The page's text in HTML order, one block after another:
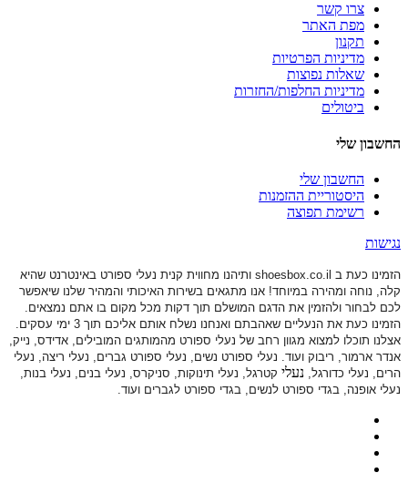
צרו קשר
מפת האתר
תקנון
מדיניות הפרטיות
שאלות נפוצות
מדיניות החלפות/החזרות
ביטולים
החשבון שלי
החשבון שלי
היסטוריית ההזמנות
רשימת תפוצה
נגישות
הזמינו כעת ב shoesbox.co.il ותיהנו מחווית קנית נעלי ספורט באינטרנט שהיא
קלה, נוחה ומהירה במיוחד! אנו מתגאים בשירות האיכותי והמהיר שלנו שיאפשר
לכם לבחור ולהזמין את הדגם המושלם תוך דקות מכל מקום בו אתם נמצאים.
הזמינו כעת את הנעליים שאהבתם ואנחנו נשלח אותם אליכם תוך 3 ימי עסקים.
אצלנו תוכלו למצוא מגוון רחב של נעלי ספורט מהמותגים המובילים, אדידס, נייק,
אנדר ארמור, ריבוק ועוד. נעלי ספורט נשים, נעלי ספורט גברים, נעלי ריצה, נעלי
הרים, נעלי כדורגל, נעלי קטרגל, נעלי תינוקות, סניקרס, נעלי בנים, נעלי בנות,
נעלי אופנה, בגדי ספורט לנשים, בגדי ספורט לגברים ועוד.